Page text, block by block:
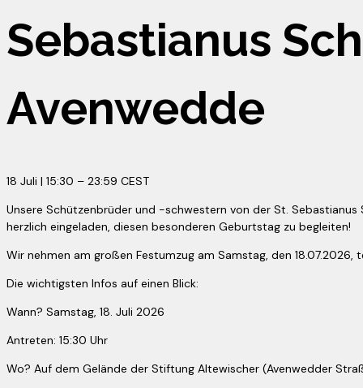
Sebastianus
Avenwedde
18 Juli | 15:30 – 23:59 CEST
Unsere Schützenbrüder und -schwestern von der St.
herzlich eingeladen, diesen besonderen Geburtstag zu begleiten!​
Wir nehmen am großen Festumzug am Samstag, den 18.07.2026,
Die wichtigsten Infos auf einen Blick:​
Wann? Samstag, 18. Juli 2026​
Antreten: 15:30 Uhr
​Wo? Auf dem Gelände der Stiftung Altewischer (Avenwedder